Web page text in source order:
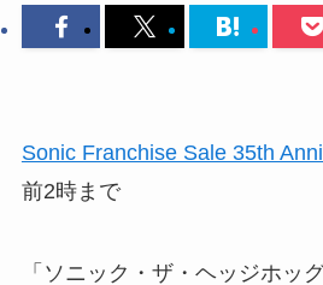
Sonic Franchise Sale 35th
前2時まで
「ソニック・ザ・ヘッジホッ